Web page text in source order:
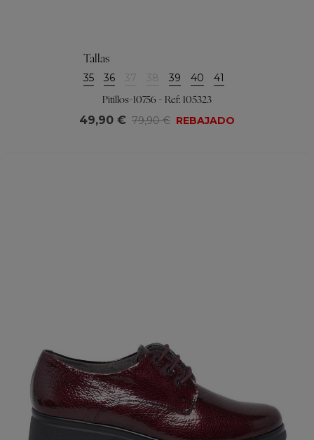
Tallas
35 36 37 38 39 40 41
Pitillos-10756 - Ref: 105323
49,90 € 79,90 € REBAJADO